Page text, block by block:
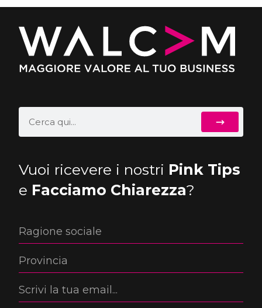
Vuoi ricevere i nostri Pink Tips
e Facciamo Chiarezza?